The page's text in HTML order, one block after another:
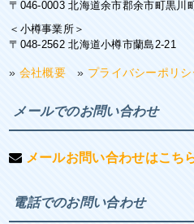
〒046-0003 北海道余市郡余市町黒川
＜小樽事業所＞
〒048-2562 北海道小樽市蘭島2-21
» 会社概要 » プライバシーポリシ
メールでのお問い合わせ
メールお問い合わせはこち
電話でのお問い合わせ